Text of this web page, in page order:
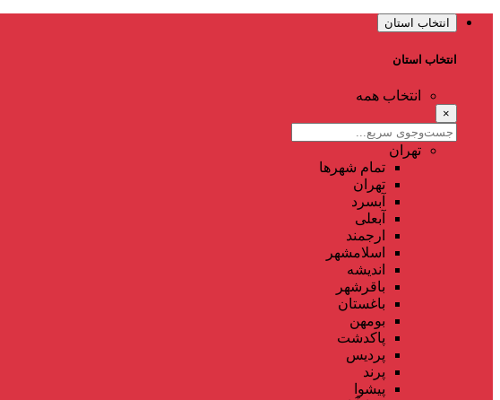
انتخاب استان
انتخاب استان
انتخاب همه
×
تهران
تمام شهر‌ها
تهران
آبسرد
آبعلی
ارجمند
اسلامشهر
اندیشه
باقرشهر
باغستان
بومهن
پاکدشت
پردیس
پرند
پیشوا